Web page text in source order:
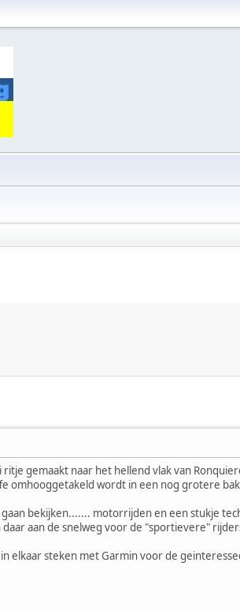
gemaakt naar het hellend vlak van
omhooggetakeld wordt in een nog grotere
bekijken....... motorrijden en een stukje
aan de snelweg voor de "sportievere"
elkaar steken met Garmin voor de